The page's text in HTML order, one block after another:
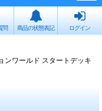
問 商品の状態表記 ログイン
ンワールド スタートデッキ